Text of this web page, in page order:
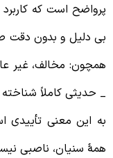
است که کاربرد
دلیل و بدون دقت
مخالف، غیر
حدیثی کاملاً شناخته
این معنی تأییدی
سنیان، ناصبی